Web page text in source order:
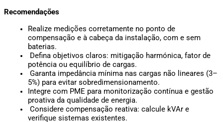
Recomendações
Realize medições corretamente no ponto de
compensação e à cabeça da instalação, com e sem
baterias.
Defina objetivos claros: mitigação harmónica, fator de
potência ou equilíbrio de cargas.
Garanta impedância mínima nas cargas não lineares (3–
5%) para evitar sobredimensionamento.
Integre com PME para monitorização contínua e gestão
proativa da qualidade de energia.
Considere compensação reativa: calcule kVAr e
verifique sistemas existentes.